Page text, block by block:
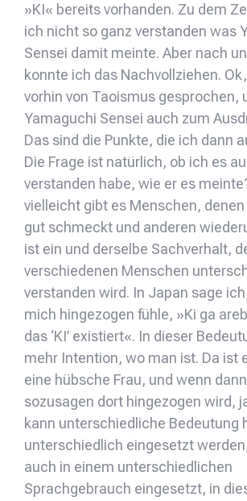
»KI« bereits vorhanden. Zu dem
ich nicht so ganz verstanden was
Sensei damit meinte. Aber nach
konnte ich das Nachvollziehen.
vorhin von Taoismus gesprochen,
Yamaguchi Sensei auch zum
Das sind die Punkte, die ich dann
Die Frage ist natürlich, ob ich es
verstanden habe, wie er es
vielleicht gibt es Menschen,
gut schmeckt und anderen
ist ein und derselbe Sachverhalt,
verschiedenen Menschen
verstanden wird. In Japan sage
mich hingezogen fühle, »Ki ga
das ‘KI’ existiert«. In dieser
mehr Intention, wo man ist. Da ist
eine hübsche Frau, und wenn
sozusagen dort hingezogen wird,
kann unterschiedliche Bedeutung
unterschiedlich eingesetzt
auch in einem unterschiedlichen
Sprachgebrauch eingesetzt, in